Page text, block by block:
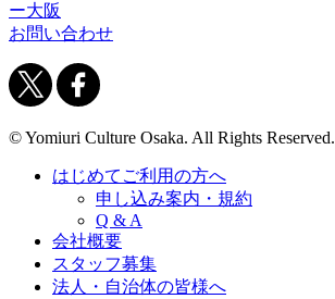
ー大阪
お問い合わせ
© Yomiuri Culture Osaka. All Rights Reserved.
はじめてご利用の方へ
申し込み案内・規約
Q & A
会社概要
スタッフ募集
法人・自治体の皆様へ